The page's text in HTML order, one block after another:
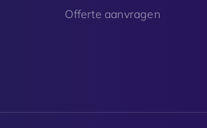
Offerte aanvragen